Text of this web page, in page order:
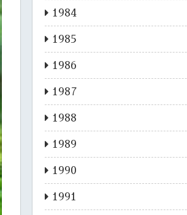
1984
1985
1986
1987
1988
1989
1990
1991